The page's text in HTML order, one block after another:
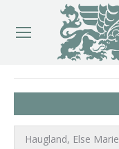
Haugland, Else Marie